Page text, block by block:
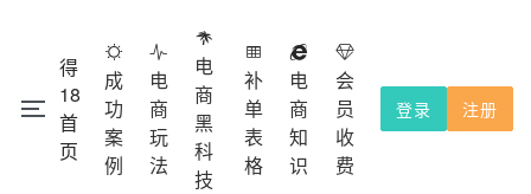
得
18
首
页
成
功
案
例
电
商
玩
法
电
商
黑
科
技
补
单
表
格
电
商
知
识
会
员
收
费
注册
登录
本网站除了免费功能外，都需要收费的，不提供试用！ 注册会员
充值积分使用，收费点击
会员收费 查看。